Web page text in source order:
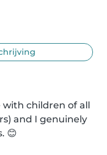
with children of all
and I genuinely
😊